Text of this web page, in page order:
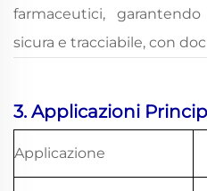
farmaceutici,
sicura e tracciabile, con
3. Applicazioni
Applicazione